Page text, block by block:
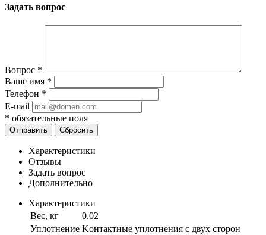
Задать вопрос
Вопрос *
Ваше имя *
Телефон *
E-mail
* обязательные поля
Отправить Сбросить
Характеристики
Отзывы
Задать вопрос
Дополнительно
Характеристики
Вес, кг
0.02
Уплотнение Kонтактные уплотнения с двух сторон